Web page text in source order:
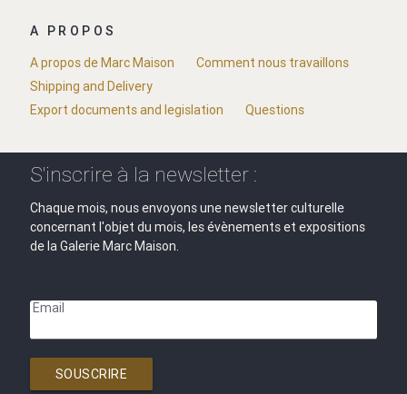
A PROPOS
A propos de Marc Maison
Comment nous travaillons
Shipping and Delivery
Export documents and legislation
Questions
S'inscrire à la newsletter :
Chaque mois, nous envoyons une newsletter culturelle
concernant l'objet du mois, les évènements et expositions
de la Galerie Marc Maison.
Email
SOUSCRIRE